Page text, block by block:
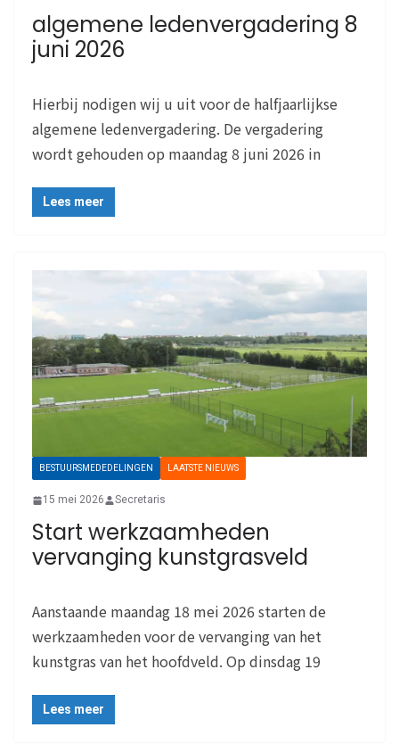
algemene ledenvergadering 8
juni 2026
Hierbij nodigen wij u uit voor de halfjaarlijkse
algemene ledenvergadering. De vergadering
wordt gehouden op maandag 8 juni 2026 in
Lees meer
BESTUURSMEDEDELINGEN LAATSTE NIEUWS
15 mei 2026 Secretaris
Start werkzaamheden
vervanging kunstgrasveld
Aanstaande maandag 18 mei 2026 starten de
werkzaamheden voor de vervanging van het
kunstgras van het hoofdveld. Op dinsdag 19
Lees meer